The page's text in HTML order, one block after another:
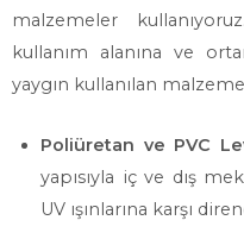
malzemeler
kullanım alanına ve
yaygın kullanılan
Poliüretan ve PVC
yapısıyla iç ve dış
UV ışınlarına karşı